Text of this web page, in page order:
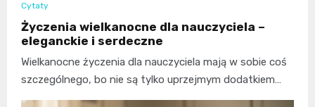
Cytaty
Życzenia wielkanocne dla nauczyciela –
eleganckie i serdeczne
Wielkanocne życzenia dla nauczyciela mają w sobie coś
szczególnego, bo nie są tylko uprzejmym dodatkiem…